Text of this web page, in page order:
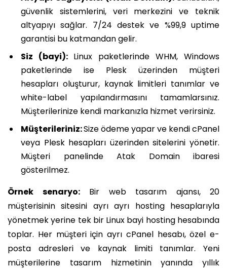
güvenlik sistemlerini, veri merkezini ve teknik
altyapıyı sağlar. 7/24 destek ve %99,9 uptime
garantisi bu katmandan gelir.
Siz (bayi): Linux paketlerinde WHM, Windows
paketlerinde ise Plesk üzerinden müşteri
hesapları oluşturur, kaynak limitleri tanımlar ve
white-label yapılandırmasını tamamlarsınız.
Müşterilerinize kendi markanızla hizmet verirsiniz.
Müşterileriniz:Size ödeme yapar ve kendi cPanel
veya Plesk hesapları üzerinden sitelerini yönetir.
Müşteri panelinde Atak Domain ibaresi
gösterilmez.
Örnek senaryo:Bir web tasarım ajansı, 20
müşterisinin sitesini ayrı ayrı hosting hesaplarıyla
yönetmek yerine tek bir Linux bayi hosting hesabında
toplar. Her müşteri için ayrı cPanel hesabı, özel e-
posta adresleri ve kaynak limiti tanımlar. Yeni
müşterilerine tasarım hizmetinin yanında yıllık